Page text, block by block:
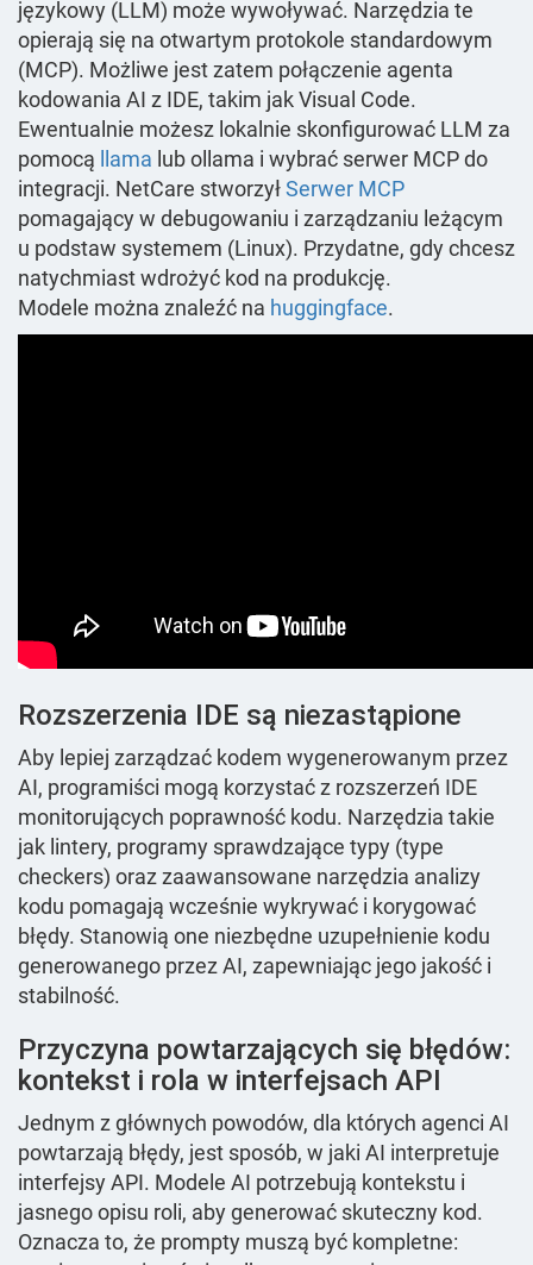
językowy (LLM) może wywoływać. Narzędzia te
opierają się na otwartym protokole standardowym
(MCP). Możliwe jest zatem połączenie agenta
kodowania AI z IDE, takim jak Visual Code.
Ewentualnie możesz lokalnie skonfigurować LLM za
pomocą llama lub ollama i wybrać serwer MCP do
integracji. NetCare stworzyłSerwer MCP
pomagający w debugowaniu i zarządzaniu leżącym
u podstaw systemem (Linux). Przydatne, gdy chcesz
natychmiast wdrożyć kod na produkcję.
Modele można znaleźć na huggingface.
Rozszerzenia IDE są niezastąpione
Aby lepiej zarządzać kodem wygenerowanym przez
AI, programiści mogą korzystać z rozszerzeń IDE
monitorujących poprawność kodu. Narzędzia takie
jak lintery, programy sprawdzające typy (type
checkers) oraz zaawansowane narzędzia analizy
kodu pomagają wcześnie wykrywać i korygować
błędy. Stanowią one niezbędne uzupełnienie kodu
generowanego przez AI, zapewniając jego jakość i
stabilność.
Przyczyna powtarzających się błędów:
kontekst i rola w interfejsach API
Jednym z głównych powodów, dla których agenci AI
powtarzają błędy, jest sposób, w jaki AI interpretuje
interfejsy API. Modele AI potrzebują kontekstu i
jasnego opisu roli, aby generować skuteczny kod.
Oznacza to, że prompty muszą być kompletne: